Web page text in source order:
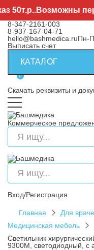
8-347-2161-003
8-937-167-04-71
hello@bashmedica.ruПн-
Выписать счет
КАТАЛОГ
0
Скачать реквизиты и
Коммерческое
Вход/Регистрация
Главная
Для
Медицинская мебель
Светильник
9300M, светодиодный, с